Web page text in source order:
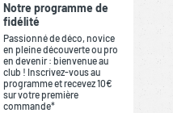
Notre programme de
fidélité
Passionné de déco, novice
en pleine découverte ou pro
en devenir : bienvenue au
club ! Inscrivez-vous au
programme et recevez 10€
sur votre première
commande*